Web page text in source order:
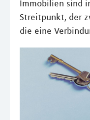
Immobilien sind
Streitpunkt, der
die eine